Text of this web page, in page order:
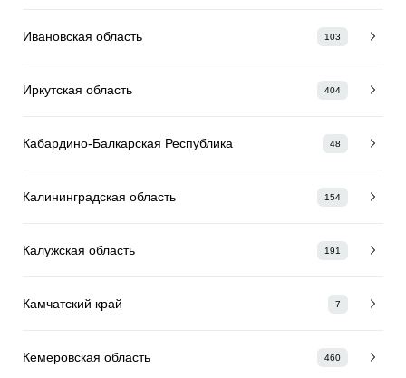
Ивановская область 103
Иркутская область 404
Кабардино-Балкарская Республика 48
Калининградская область 154
Калужская область 191
Камчатский край 7
Кемеровская область 460